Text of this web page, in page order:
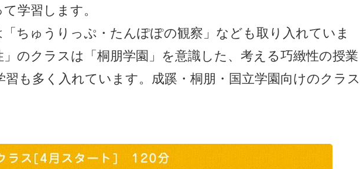
学習します。
「ちゅうりっぷ・たんぽぽの観察」なども取り入れていま
のクラスは「桐朋学園」を意識した、考える巧緻性の授業
も多く入れています。成蹊・桐朋・国立学園向けのクラス